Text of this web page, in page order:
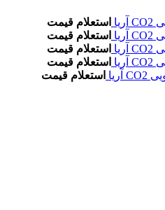
استعلام قیمت
استعلام قیمت
استعلام قیمت
استعلام قیمت
استعلام قیمت